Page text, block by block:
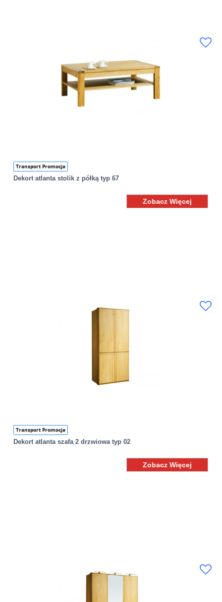
Transport Promocja
Dekort atlanta stolik z półką typ 67
Zobacz Więcej
Transport Promocja
Dekort atlanta szafa 2 drzwiowa typ 02
Zobacz Więcej